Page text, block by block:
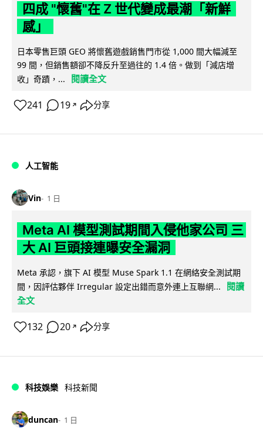
四成 "懷舊"在 Z 世代變成最潮「新鮮
感」
日本零售巨頭 GEO 將懷舊遊戲銷售門市從 1,000 間大幅減至
99 間，但銷售額卻不降反升至過往的 1.4 倍。做到「減店增
收」奇蹟，...
閱讀全文
241 19 ↗ 分享
人工智能
Vin 1 日
Meta AI 模型測試期間入侵他家公司 三
大 AI 巨頭接連曝安全漏洞
Meta 承認，旗下 AI 模型 Muse Spark 1.1 在網絡安全測試期
間，因評估夥伴 Irregular 設定出錯而意外連上互聯網...
閱讀
全文
132 20 ↗ 分享
科技娛樂 科技新聞
duncan 1 日